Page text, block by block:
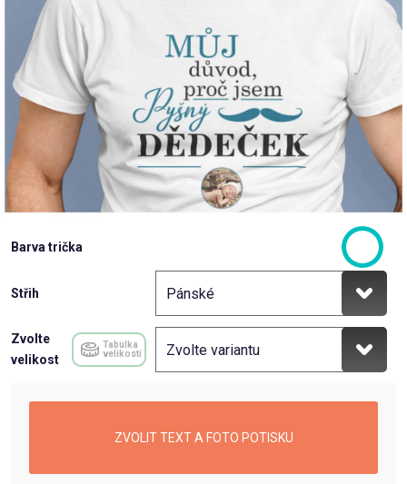
Oblečení
Přihlášení
Barva trička
Střih
Zvolte
velikost
Tabulka
velikostí
ZVOLIT TEXT A FOTO POTISKU